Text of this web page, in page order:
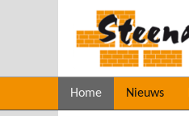
Home Nieuws